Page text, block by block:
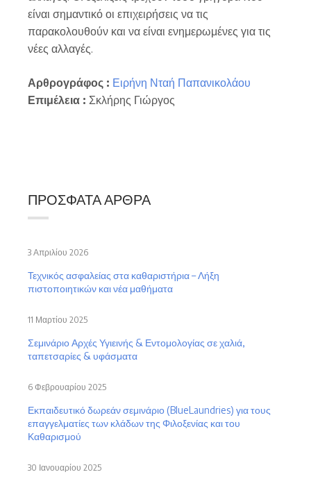
είναι σημαντικό οι επιχειρήσεις να τις
παρακολουθούν και να είναι ενημερωμένες για τις
νέες αλλαγές.
Αρθρογράφος : Ειρήνη Νταή Παπανικολάου
Επιμέλεια : Σκλήρης Γιώργος
ΠΡΌΣΦΑΤΑ ΆΡΘΡΑ
Τεχνικός ασφαλείας στα καθαριστήρια – Λήξη
πιστοποιητικών και νέα μαθήματα
3 Απριλίου 2026
Σεμινάριο Αρχές Υγιεινής & Εντομολογίας σε χαλιά,
ταπετσαρίες & υφάσματα
11 Μαρτίου 2025
Εκπαιδευτικό δωρεάν σεμινάριο (BlueLaundries) για τους
επαγγελματίες των κλάδων της Φιλοξενίας και του
Καθαρισμού
6 Φεβρουαρίου 2025
30 Ιανουαρίου 2025